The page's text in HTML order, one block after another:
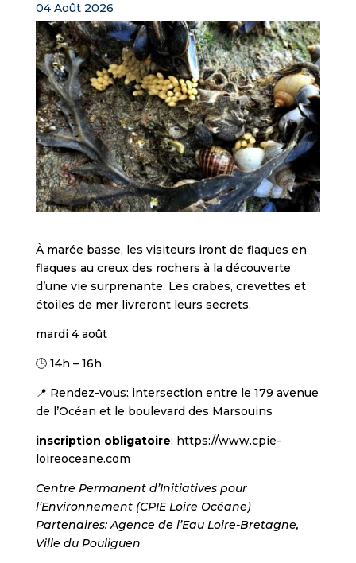
04 Août 2026
À marée basse, les visiteurs iront de flaques en
flaques au creux des rochers à la découverte
d’une vie surprenante. Les crabes, crevettes et
étoiles de mer livreront leurs secrets.
mardi 4 août
🕒 14h – 16h
📍 Rendez-vous: intersection entre le 179 avenue
de l’Océan et le boulevard des Marsouins
inscription obligatoire: https://www.cpie-
loireoceane.com
Centre Permanent d’Initiatives pour
l’Environnement (CPIE Loire Océane)
Partenaires: Agence de l’Eau Loire-Bretagne,
Ville du Pouliguen